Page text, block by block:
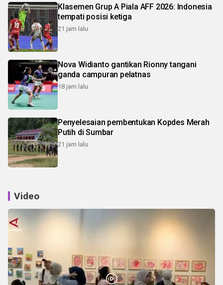
Klasemen Grup A Piala AFF 2026: Indonesia
tempati posisi ketiga
21 jam lalu
Nova Widianto gantikan Rionny tangani
ganda campuran pelatnas
18 jam lalu
Penyelesaian pembentukan Kopdes Merah
Putih di Sumbar
21 jam lalu
Video